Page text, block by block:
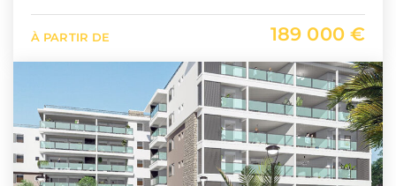
À PARTIR DE 189 000 €